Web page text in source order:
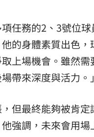
任務的2、3號位
的身體素質出色
上場機會。雖然
帶來深度與活力。」
但最終能夠被肯
強調，未來會用